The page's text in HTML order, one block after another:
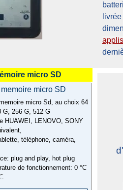
applis
micro SD
micro SD
micro Sd, au choix 64
G, 256 G, 512 G
HUAWEI, LENOVO, SONY
téléphone, caméra,
plug and play, hot plug
de fonctionnement: 0 °C